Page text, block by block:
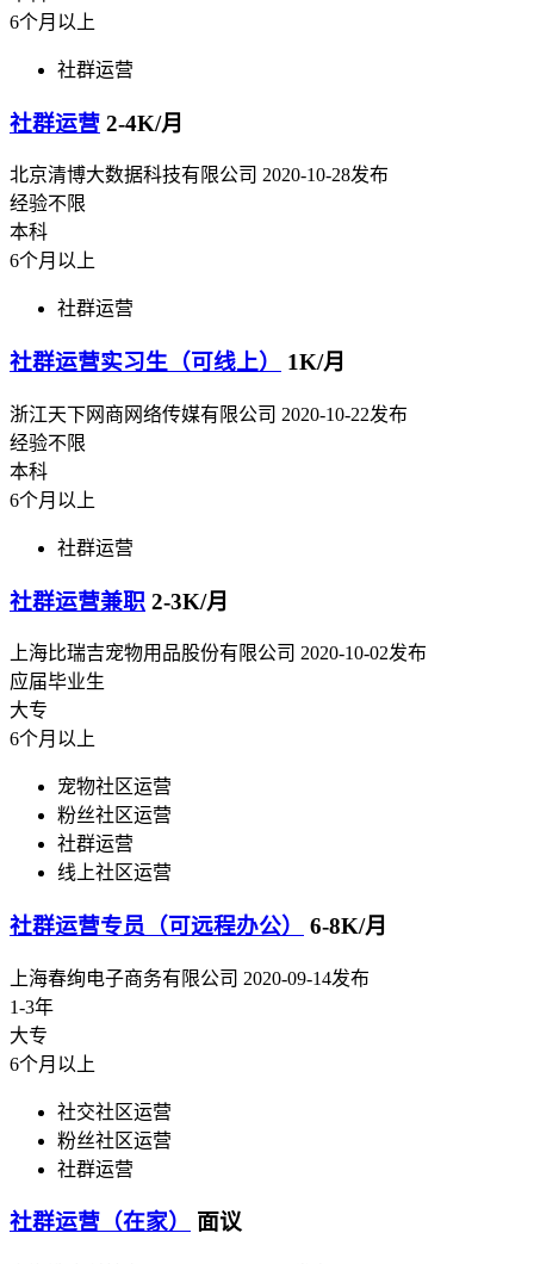
6个月以上
社群运营
社群运营 2-4K/月
北京清博大数据科技有限公司 2020-10-28发布
经验不限
本科
6个月以上
社群运营
社群运营实习生（可线上） 1K/月
浙江天下网商网络传媒有限公司 2020-10-22发布
经验不限
本科
6个月以上
社群运营
社群运营兼职 2-3K/月
上海比瑞吉宠物用品股份有限公司 2020-10-02发布
应届毕业生
大专
6个月以上
宠物社区运营
粉丝社区运营
社群运营
线上社区运营
社群运营专员（可远程办公） 6-8K/月
上海春绚电子商务有限公司 2020-09-14发布
1-3年
大专
6个月以上
社交社区运营
粉丝社区运营
社群运营
社群运营（在家） 面议